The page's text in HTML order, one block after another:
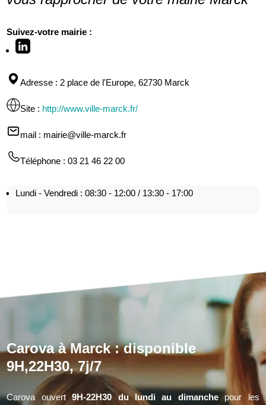
Suivez-votre mairie :
Adresse : 2 place de l'Europe, 62730 Marck
Site : http://www.ville-marck.fr/
mail : mairie@ville-marck.fr
Téléphone : 03 21 46 22 00
Lundi - Vendredi : 08:30 - 12:00 / 13:30 - 17:00
Carova à Marck : disponible
9H,22H30, 7j/7
Carova ouvert9H-22H30 du lundi au dimanchepour les